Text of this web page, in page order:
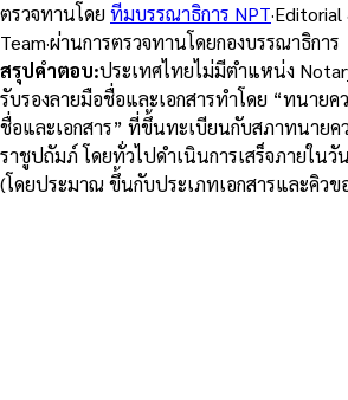
ตรวจทานโดย ทีมบรรณาธิการ NPT·Editorial
Team·ผ่านการตรวจทานโดยกองบรรณาธิการ
สรุปคำตอบ:ประเทศไทยไม่มีตำแหน่ง
รับรองลายมือชื่อและเอกสารทำโดย “ทนายค
ชื่อและเอกสาร” ที่ขึ้นทะเบียนกับสภาทนายค
ราชูปถัมภ์ โดยทั่วไปดำเนินการเสร็จภายในวั
(โดยประมาณ ขึ้นกับประเภทเอกสารและคิวข